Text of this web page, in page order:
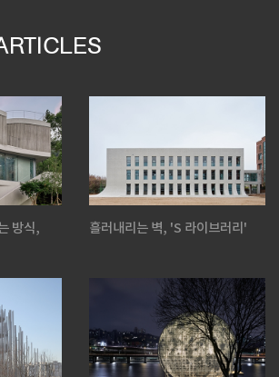
방식,
흘러내리는 벽, 'S 라이브러리'